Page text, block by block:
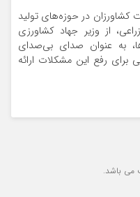
کشاورزان در حوزه‌های تولید
از وزیر جهاد کشاورزی
به عنوان صدای بی‌صدای
برای رفع این مشکلات ارائه
می باشد.